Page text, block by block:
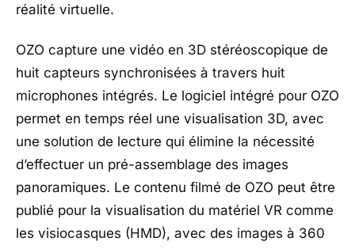
réalité virtuelle.
OZO capture une vidéo en 3D stéréoscopique de
huit capteurs synchronisées à travers huit
microphones intégrés. Le logiciel intégré pour OZO
permet en temps réel une visualisation 3D, avec
une solution de lecture qui élimine la nécessité
d’effectuer un pré-assemblage des images
panoramiques. Le contenu filmé de OZO peut être
publié pour la visualisation du matériel VR comme
les visiocasques (HMD), avec des images à 360